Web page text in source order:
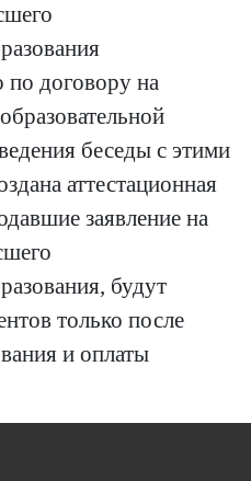
по договору на
беседы с этими
аттестационная
заявление на
будут
только после
и оплаты